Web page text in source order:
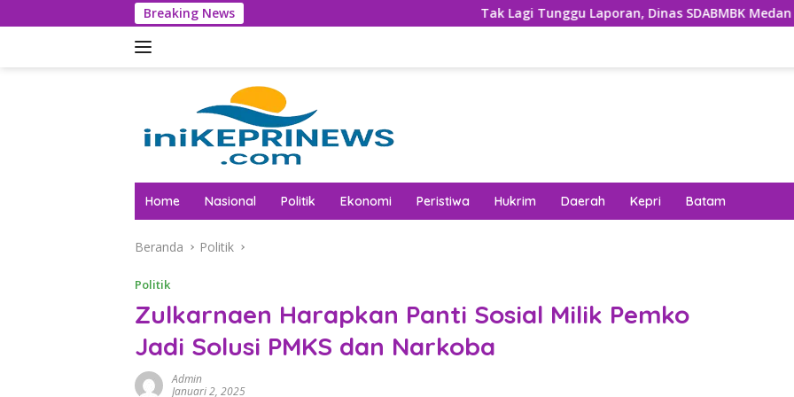
ke
Breaking News Tak Lagi Tunggu Laporan, Dinas SDABMBK Medan Jemput
Home Nasional Politik Ekonomi Peristiwa Hukrim Daerah Kepri Batam
Beranda Politik
Politik
Zulkarnaen Harapkan Panti Sosial Milik Pemko
Jadi Solusi PMKS dan Narkoba
Admin
Januari 2, 2025